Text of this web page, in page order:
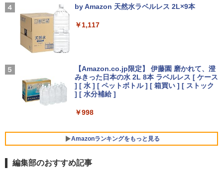
￥4,664
￥770
レスイヤホン bluetooth イヤホン V12 小型
軽量 ブルートゥースHi-Fi 最大36時間再生 ぶ
るーとゅーす コードレス ENCノイズキャン
セリング 自動ペアリング Type-C充電 マイク
￥1,964
Xiaomi シャオミ REDMI Buds 8 Lite ワイヤ
リング ANC 36時間再生
￥250
by Amazon 天然水ラベルレス 2L×9本
￥1,117
【Amazon.co.jp限定】 伊藤園 磨かれて、澄
みきった日本の水 2L 8本 ラベルレス [ ケース
] [ 水 ] [ ペットボトル ] [ 箱買い ] [ ストック
] [ 水分補給 ]
￥998
Amazonランキングをもっと見る
編集部のおすすめ記事